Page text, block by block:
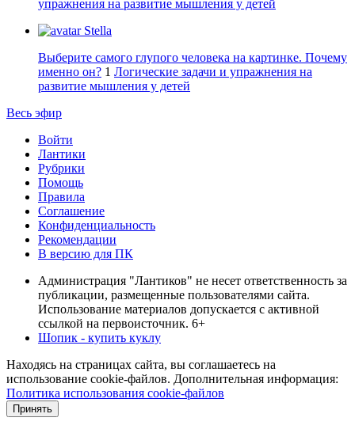
упражнения на развитие мышления у детей
Stella
Выберите самого глупого человека на картинке. Почему
именно он? 1 Логические задачи и упражнения на
развитие мышления у детей
Весь эфир
Войти
Лантики
Рубрики
Помощь
Правила
Соглашение
Конфиденциальность
Рекомендации
В версию для ПК
Администрация "Лантиков" не несет ответственность за
публикации, размещенные пользователями сайта.
Использование материалов допускается с активной
ссылкой на первоисточник. 6+
Шопик - купить куклу
Находясь на страницах сайта, вы соглашаетесь на
использование cookie-файлов. Дополнительная информация:
Политика использования cookie-файлов
Принять